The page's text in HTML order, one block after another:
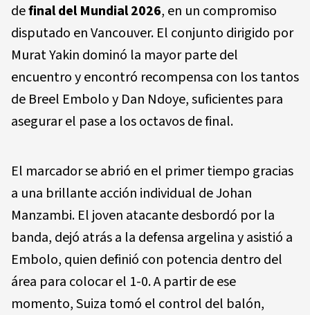
definal del Mundial 2026, en un compromiso
disputado en Vancouver. El conjunto dirigido por
Murat Yakin dominó la mayor parte del
encuentro y encontró recompensa con los tantos
de Breel Embolo y Dan Ndoye, suficientes para
asegurar el pase a los octavos de final.
El marcador se abrió en el primer tiempo gracias
a una brillante acción individual de Johan
Manzambi. El joven atacante desbordó por la
banda, dejó atrás a la defensa argelina y asistió a
Embolo, quien definió con potencia dentro del
área para colocar el 1-0. A partir de ese
momento, Suiza tomó el control del balón,